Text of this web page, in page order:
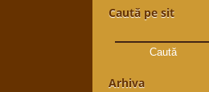
Caută pe sit
după:
Arhiva